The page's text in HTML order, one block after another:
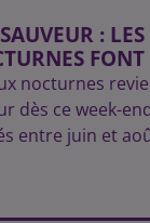
:
FONT
nocturnes
dès ce week-
entre juin et